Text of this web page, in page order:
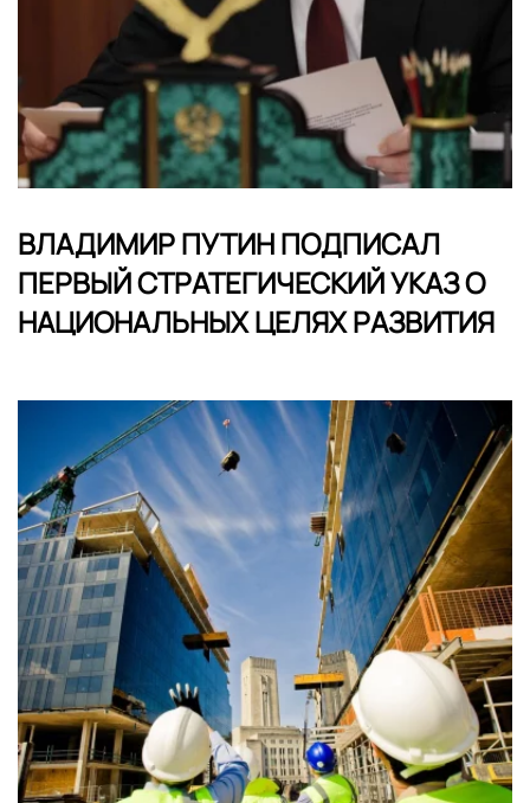
ВЛАДИМИР ПУТИН ПОДПИСАЛ
ПЕРВЫЙ СТРАТЕГИЧЕСКИЙ УКАЗ О
НАЦИОНАЛЬНЫХ ЦЕЛЯХ РАЗВИТИЯ